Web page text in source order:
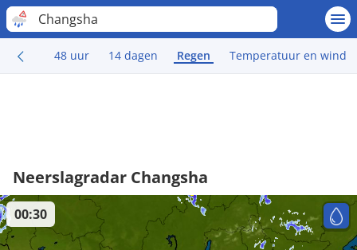
Changsha
48 uur 14 dagen Regen Temperatuur en wind
Neerslagradar Changsha
00:30